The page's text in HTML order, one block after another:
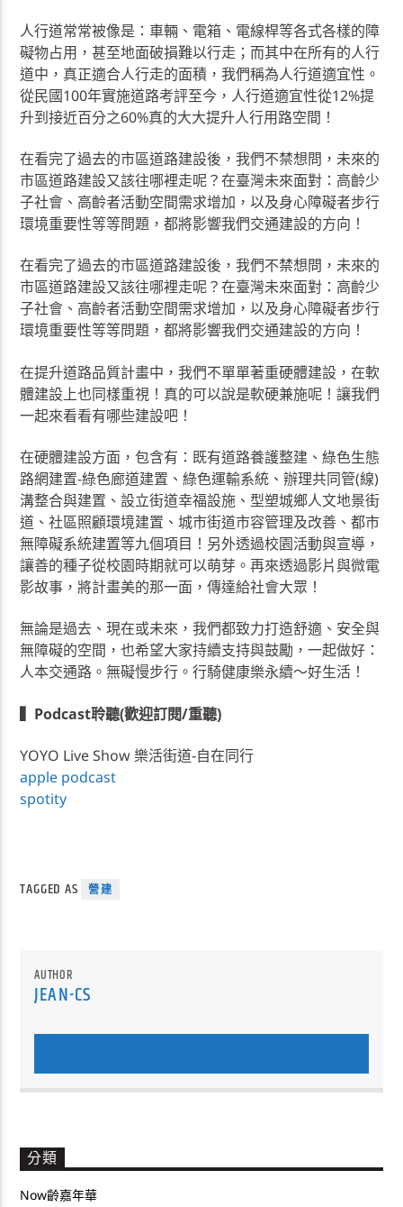
人行道常常被像是：車輛、電箱、電線桿等各式各樣的障
礙物占用，甚至地面破損難以行走；而其中在所有的人行
道中，真正適合人行走的面積，我們稱為人行道適宜性。
從民國100年實施道路考評至今，人行道適宜性從12%提
升到接近百分之60%真的大大提升人行用路空間！
在看完了過去的市區道路建設後，我們不禁想問，未來的
市區道路建設又該往哪裡走呢？在臺灣未來面對：高齡少
子社會、高齡者活動空間需求增加，以及身心障礙者步行
環境重要性等等問題，都將影響我們交通建設的方向！
在看完了過去的市區道路建設後，我們不禁想問，未來的
市區道路建設又該往哪裡走呢？在臺灣未來面對：高齡少
子社會、高齡者活動空間需求增加，以及身心障礙者步行
環境重要性等等問題，都將影響我們交通建設的方向！
在提升道路品質計畫中，我們不單單著重硬體建設，在軟
體建設上也同樣重視！真的可以說是軟硬兼施呢！讓我們
一起來看看有哪些建設吧！
在硬體建設方面，包含有：既有道路養護整建、綠色生態
路網建置-綠色廊道建置、綠色運輸系統、辦理共同管(線)
溝整合與建置、設立街道幸福設施、型塑城鄉人文地景街
道、社區照顧環境建置、城市街道市容管理及改善、都市
無障礙系統建置等九個項目！另外透過校園活動與宣導，
讓善的種子從校園時期就可以萌芽。再來透過影片與微電
影故事，將計畫美的那一面，傳達給社會大眾！
無論是過去、現在或未來，我們都致力打造舒適、安全與
無障礙的空間，也希望大家持續支持與鼓勵，一起做好：
人本交通路。無礙慢步行。行騎健康樂永續～好生活！
▍Podcast聆聽(歡迎訂閱/重聽)
YOYO Live Show 樂活街道-自在同行
apple podcast
spotity
TAGGED AS 營建
AUTHOR
JEAN-CS
分類
Now齡嘉年華